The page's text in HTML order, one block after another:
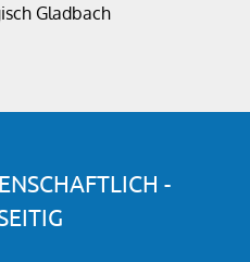
Gladbach
-